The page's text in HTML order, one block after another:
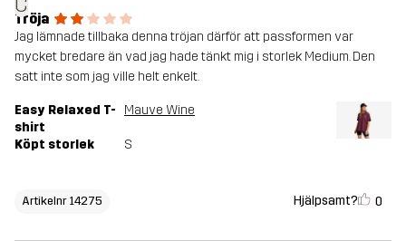
Tröja
Jag lämnade tillbaka denna tröjan därför att passformen var
mycket bredare än vad jag hade tänkt mig i storlek Medium. Den
satt inte som jag ville helt enkelt.
Easy Relaxed T-
shirt
Mauve Wine
Köpt storlek S
Artikelnr 14275 Hjälpsamt? 0